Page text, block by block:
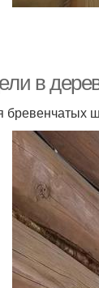
в
бревенчатых